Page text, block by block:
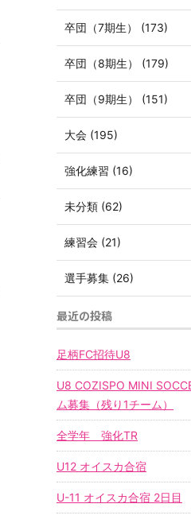
卒団（7期生） (173)
卒団（8期生） (179)
卒団（9期生） (151)
大会 (195)
強化練習 (16)
未分類 (62)
練習会 (21)
選手募集 (26)
最近の投稿
足柄FC招待U8
U8 COZISPO MINI
ム募集（残り1チーム）
全学年 強化TR
U12 オイスカ合宿
U-11 オイスカ合宿 2日目